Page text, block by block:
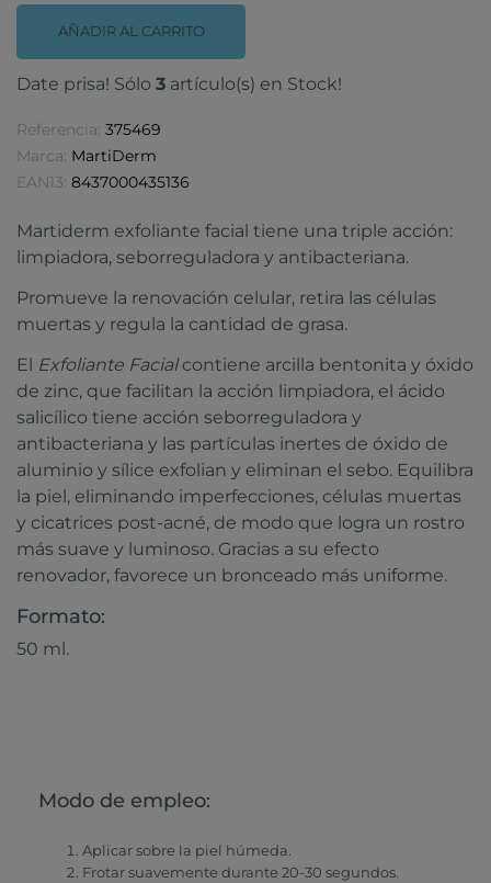
AÑADIR AL CARRITO
Date prisa! Sólo 3 artículo(s) en Stock!
Referencia: 375469
Marca: MartiDerm
EAN13: 8437000435136
Martiderm exfoliante facial tiene una triple acción:
limpiadora, seborreguladora y antibacteriana.
Promueve la renovación celular, retira las células
muertas y regula la cantidad de grasa.
El Exfoliante Facialcontiene arcilla bentonita y óxido
de zinc, que facilitan la acción limpiadora, el ácido
salicílico tiene acción seborreguladora y
antibacteriana y las partículas inertes de óxido de
aluminio y sílice exfolian y eliminan el sebo. Equilibra
la piel, eliminando imperfecciones, células muertas
y cicatrices post-acné, de modo que logra un rostro
más suave y luminoso. Gracias a su efecto
renovador, favorece un bronceado más uniforme.
Formato:
50 ml.
Modo de empleo:
Aplicar sobre la piel húmeda.
Frotar suavemente durante 20-30 segundos.